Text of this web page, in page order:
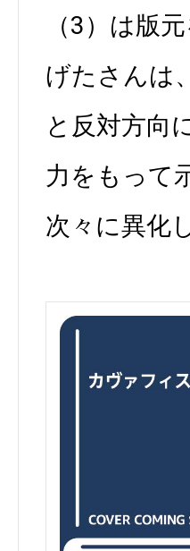
（3）は版
げたさんは
と反対方向
力をもって
次々に異化